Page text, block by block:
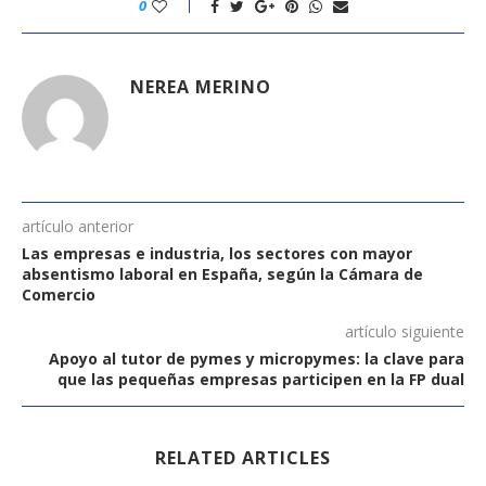
0
NEREA MERINO
artículo anterior
Las empresas e industria, los sectores con mayor
absentismo laboral en España, según la Cámara de
Comercio
artículo siguiente
Apoyo al tutor de pymes y micropymes: la clave para
que las pequeñas empresas participen en la FP dual
RELATED ARTICLES